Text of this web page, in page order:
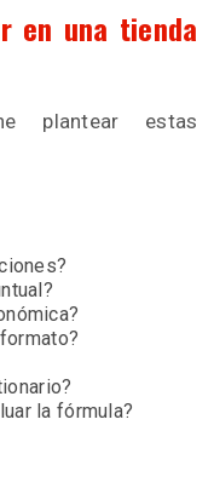
en una tienda
plantear estas
la fórmula?